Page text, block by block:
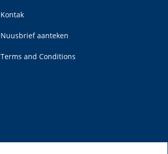
Kontak
Nuusbrief aanteken
Terms and Conditions